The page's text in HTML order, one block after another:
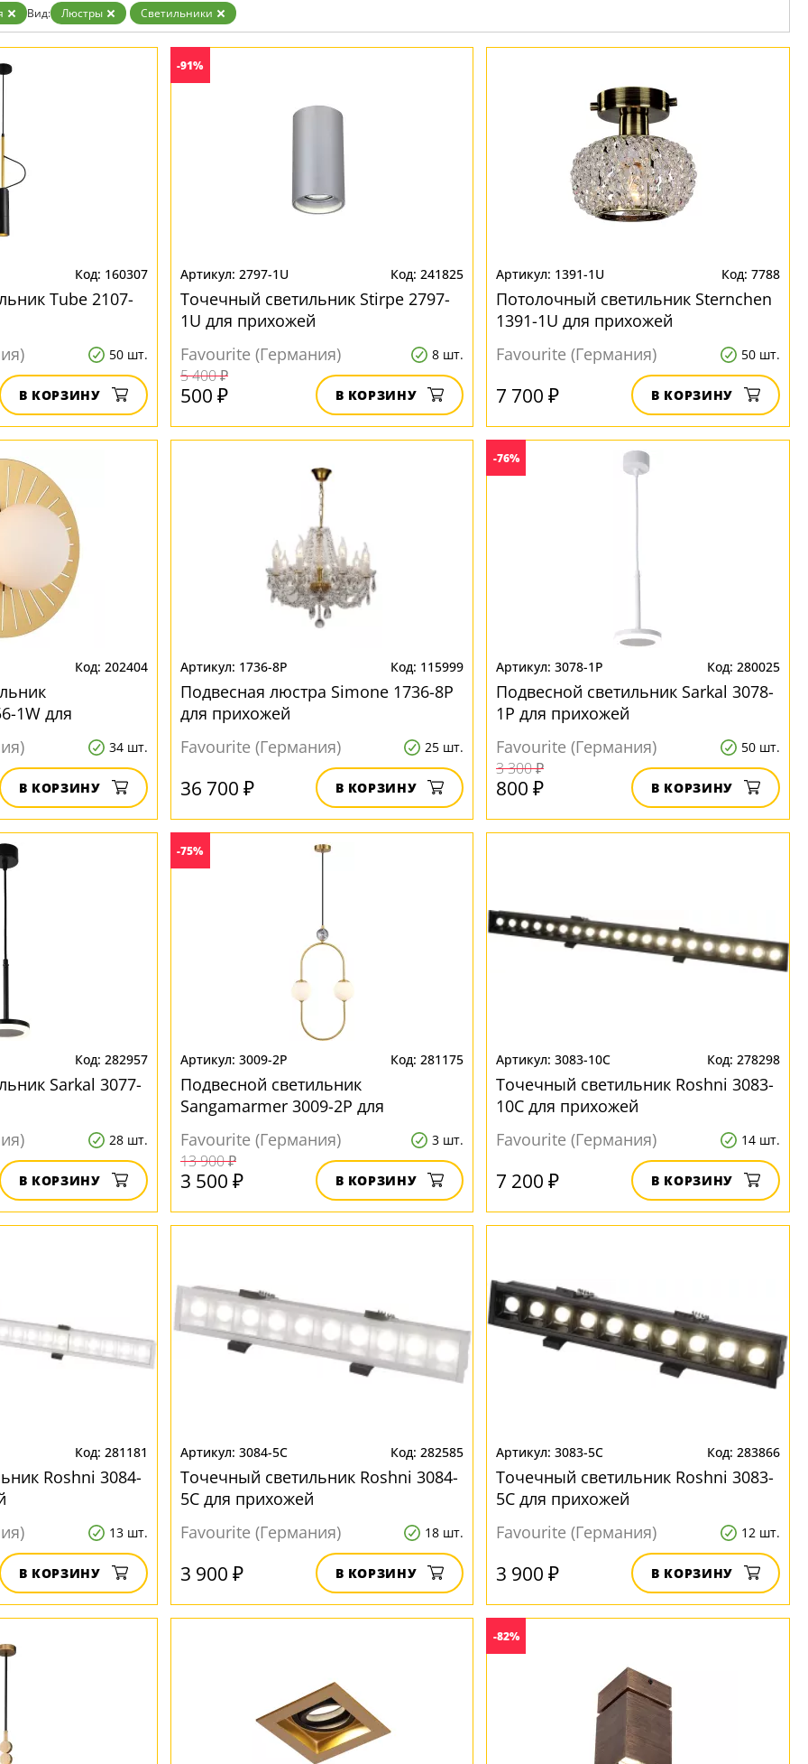
Бронза
Золото
Прозрачные
Вид: Люстры Светильники
160307
Tube 2107-
50 шт.
В КОРЗИНУ
-91%
2797-1U 241825
Точечный светильник Stirpe 2797-
1U для прихожей
Favourite (Германия)
8 шт.
5 400 ₽
500 ₽ В КОРЗИНУ
1391-1U 7788
Потолочный светильник Sternchen
1391-1U для прихожей
Favourite (Германия)
50 шт.
7 700 ₽ В КОРЗИНУ
202404
1W для
34 шт.
В КОРЗИНУ
1736-8P 115999
Подвесная люстра Simone 1736-8P
для прихожей
Favourite (Германия)
25 шт.
36 700 ₽ В КОРЗИНУ
-76%
3078-1P 280025
Подвесной светильник Sarkal 3078-
1P для прихожей
Favourite (Германия)
50 шт.
3 300 ₽
800 ₽ В КОРЗИНУ
282957
Sarkal 3077-
28 шт.
В КОРЗИНУ
-75%
3009-2P 281175
Подвесной светильник
Sangamarmer 3009-2P для
прихожей
Favourite (Германия) 3 шт.
13 900 ₽
3 500 ₽ В КОРЗИНУ
3083-10C 278298
Точечный светильник Roshni 3083-
10C для прихожей
Favourite (Германия)
14 шт.
7 200 ₽ В КОРЗИНУ
281181
Roshni 3084-
13 шт.
В КОРЗИНУ
3084-5C 282585
Точечный светильник Roshni 3084-
5C для прихожей
Favourite (Германия)
18 шт.
3 900 ₽ В КОРЗИНУ
3083-5C 283866
Точечный светильник Roshni 3083-
5C для прихожей
Favourite (Германия)
12 шт.
3 900 ₽ В КОРЗИНУ
-82%